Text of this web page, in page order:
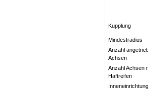
Kupplung
Mindestradius
Anzahl
Achsen
Anzahl Achsen
Haftreifen
Inneneinrichtung